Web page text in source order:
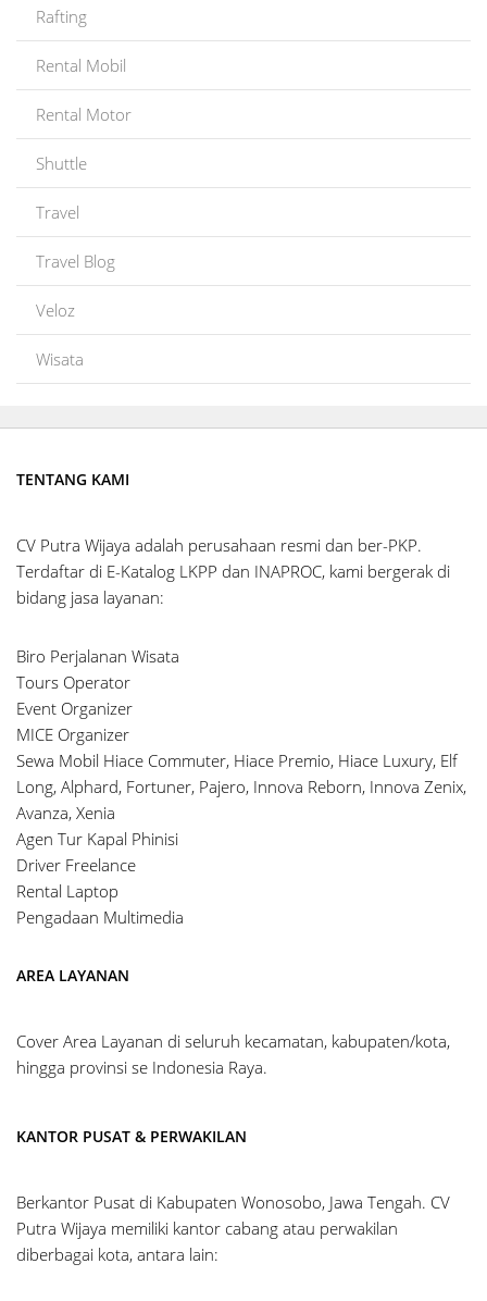
Rafting
Rental Mobil
Rental Motor
Shuttle
Travel
Travel Blog
Veloz
Wisata
TENTANG KAMI
CV Putra Wijaya adalah perusahaan resmi dan ber-PKP.
Terdaftar di E-Katalog LKPP dan INAPROC, kami bergerak di
bidang jasa layanan:
Biro Perjalanan Wisata
Tours Operator
Event Organizer
MICE Organizer
Sewa Mobil Hiace Commuter, Hiace Premio, Hiace Luxury, Elf
Long, Alphard, Fortuner, Pajero, Innova Reborn, Innova Zenix,
Avanza, Xenia
Agen Tur Kapal Phinisi
Driver Freelance
Rental Laptop
Pengadaan Multimedia
AREA LAYANAN
Cover Area Layanan di seluruh kecamatan, kabupaten/kota,
hingga provinsi se Indonesia Raya.
KANTOR PUSAT & PERWAKILAN
Berkantor Pusat di Kabupaten Wonosobo, Jawa Tengah. CV
Putra Wijaya memiliki kantor cabang atau perwakilan
diberbagai kota, antara lain: